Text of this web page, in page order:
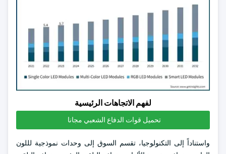
لفهم الاتجاهات الرئيسية
تحميل قوات الدفاع الشعبي مجانا
واستناداً إلى التكنولوجيا، تقسم السوق إلى وحدات نموذجية لللون